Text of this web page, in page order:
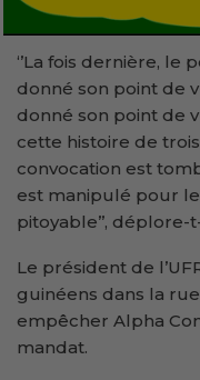
‘’La fois dernière, le
donné son point de
donné son point de
cette histoire de
convocation est
est manipulé pour le
pitoyable’’, déplore-
Le président de
guinéens dans la
empêcher Alpha
mandat.